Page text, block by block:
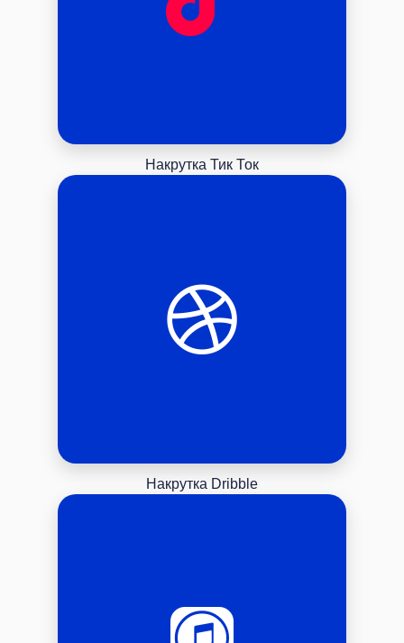
Накрутка Тик Ток
Накрутка Dribble